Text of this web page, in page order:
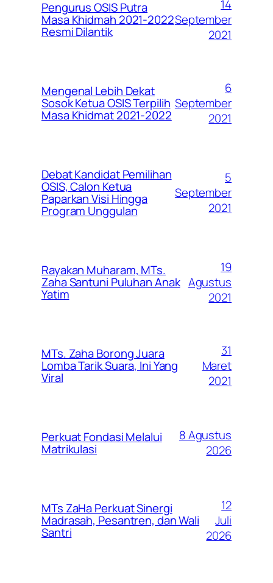
Pengurus OSIS Putra
Masa Khidmah 2021-2022
Resmi Dilantik
14
September
2021
Mengenal Lebih Dekat
Sosok Ketua OSIS Terpilih
Masa Khidmat 2021-2022
6
September
2021
Debat Kandidat Pemilihan
OSIS, Calon Ketua
Paparkan Visi Hingga
Program Unggulan
5
September
2021
Rayakan Muharam, MTs.
Zaha Santuni Puluhan Anak
Yatim
19
Agustus
2021
MTs. Zaha Borong Juara
Lomba Tarik Suara, Ini Yang
Viral
31
Maret
2021
Perkuat Fondasi Melalui
Matrikulasi
8 Agustus
2026
MTs ZaHa Perkuat Sinergi
Madrasah, Pesantren, dan Wali
Santri
12
Juli
2026